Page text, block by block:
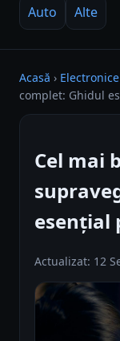
Auto
Alte
Acasă › Electronice
complet: Ghidul
Cel mai
esențial
Actualizat: 12